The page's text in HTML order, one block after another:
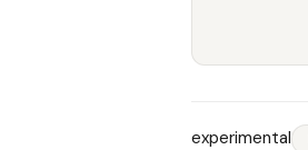
experimental